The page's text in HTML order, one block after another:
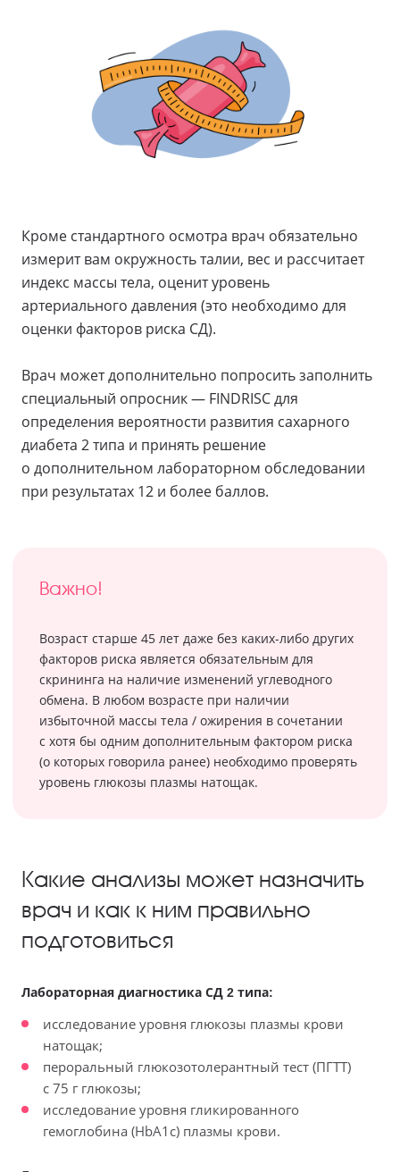
Кроме стандартного осмотра врач обязательно
измерит вам окружность талии, вес и рассчитает
индекс массы тела, оценит уровень
артериального давления (это необходимо для
оценки факторов риска СД).
Врач может дополнительно попросить заполнить
специальный опросник — FINDRISC для
определения вероятности развития сахарного
диабета 2 типа и принять решение
о дополнительном лабораторном обследовании
при результатах 12 и более баллов.
Важно!
Возраст старше 45 лет даже без каких-либо других
факторов риска является обязательным для
скрининга на наличие изменений углеводного
обмена. В любом возрасте при наличии
избыточной массы тела / ожирения в сочетании
с хотя бы одним дополнительным фактором риска
(о которых говорила ранее) необходимо проверять
уровень глюкозы плазмы натощак.
Какие анализы может назначить
врач и как к ним правильно
подготовиться
Лабораторная диагностика СД 2 типа:
исследование уровня глюкозы плазмы крови
натощак;
пероральный глюкозотолерантный тест (ПГТТ)
с 75 г глюкозы;
исследование уровня гликированного
гемоглобина (HbA1с) плазмы крови.